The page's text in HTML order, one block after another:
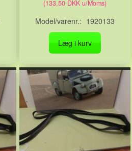
(133,50 DKK u/Moms)
Model/varenr.: 1920133
Læg i kurv